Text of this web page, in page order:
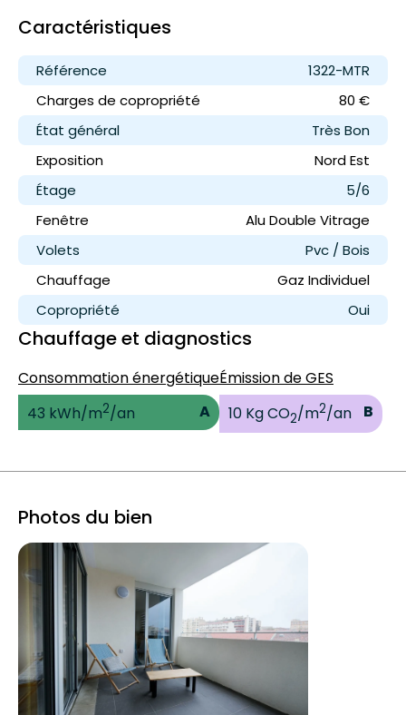
Caractéristiques
Référence
1322-MTR
Charges de copropriété
80 €
État général
Très Bon
Exposition
Nord Est
Étage
5/6
Fenêtre
Alu Double Vitrage
Volets
Pvc / Bois
Chauffage
Gaz Individuel
Copropriété
Oui
Chauffage et diagnostics
Consommation énergétique
43 kWh/m2/an A
Émission de GES
10 Kg CO2/m2/an B
Photos du bien